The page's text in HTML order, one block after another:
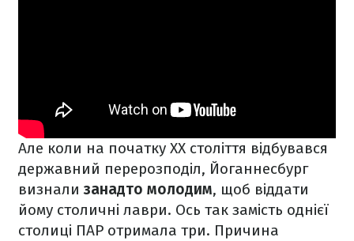
Але коли на початку XX століття відбувався
державний перерозподіл, Йоганнесбург
визнализанадто молодим, щоб віддати
йому столичні лаври. Ось так замість однієї
столиці ПАР отримала три. Причина